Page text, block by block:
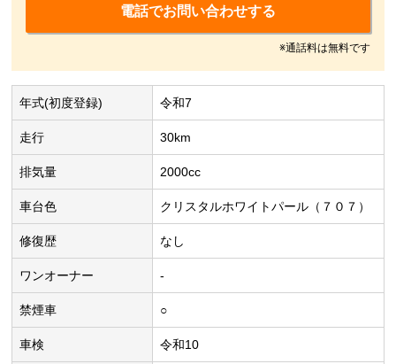
電話でお問い合わせする
※通話料は無料です
年式(初度登録) 令和7
走行 30km
排気量 2000cc
車台色 クリスタルホワイトパール（７０７）
修復歴 なし
ワンオーナー -
禁煙車 ○
車検 令和10